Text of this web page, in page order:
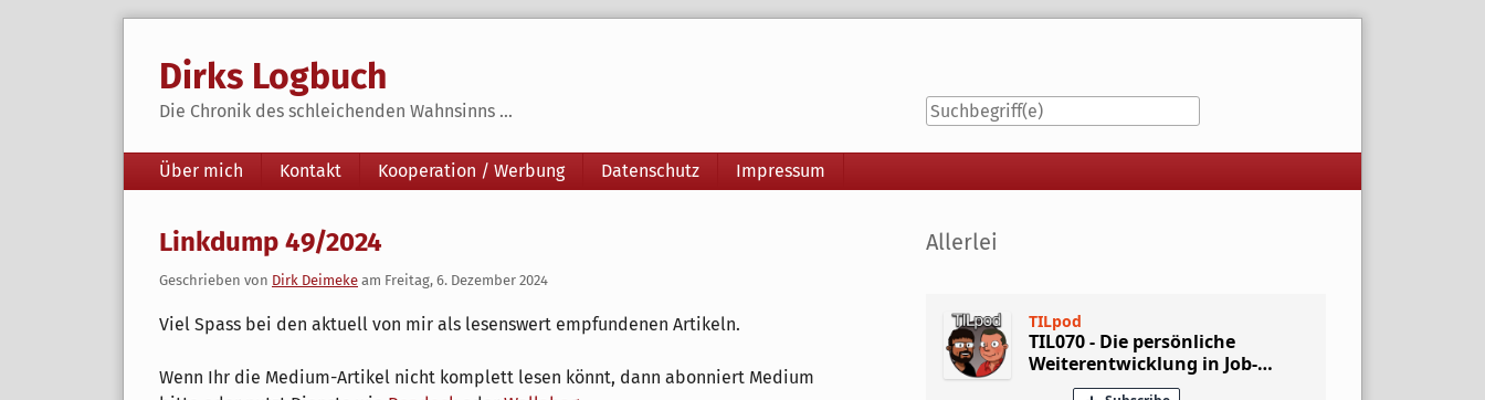
Dirks Logbuch
Die Chronik des schleichenden Wahnsinns ...
Navigation
Über mich Kontakt Kooperation / Werbung Datenschutz Impressum
Linkdump 49/2024
Geschrieben von Dirk Deimeke am Freitag, 6. Dezember 2024
Viel Spass bei den aktuell von mir als lesenswert empfundenen Artikeln.
Wenn Ihr die Medium-Artikel nicht komplett lesen könnt, dann abonniert Medium
Seitenleiste
Allerlei